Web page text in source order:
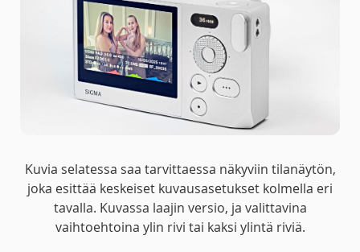
Kuvia selatessa saa tarvittaessa näkyviin tilanäytön,
joka esittää keskeiset kuvausasetukset kolmella eri
tavalla. Kuvassa laajin versio, ja valittavina
vaihtoehtoina ylin rivi tai kaksi ylintä riviä.